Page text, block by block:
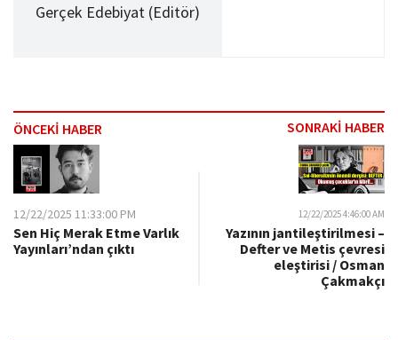
Gerçek Edebiyat (Editör)
ÖNCEKİ HABER SONRAKİ HABER
12/22/2025 11:33:00 PM
Sen Hiç Merak Etme Varlık
Yayınları’ndan çıktı
12/22/2025 4:46:00 AM
Yazının jantileştirilmesi –
Defter ve Metis çevresi
eleştirisi / Osman
Çakmakçı